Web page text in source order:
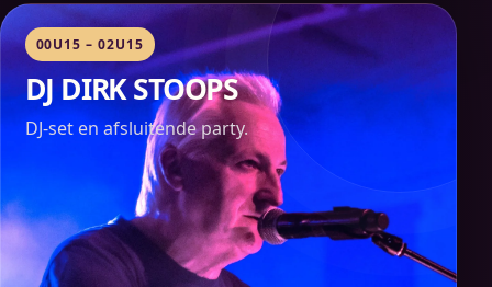
00U15 – 02U15
DJ DIRK STOOPS
DJ-set en afsluitende party.